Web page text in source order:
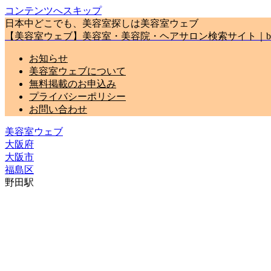
コンテンツへスキップ
日本中どこでも、美容室探しは美容室ウェブ
【美容室ウェブ】美容室・美容院・ヘアサロン検索サイト｜
お知らせ
美容室ウェブについて
無料掲載のお申込み
プライバシーポリシー
お問い合わせ
美容室ウェブ
大阪府
大阪市
福島区
野田駅